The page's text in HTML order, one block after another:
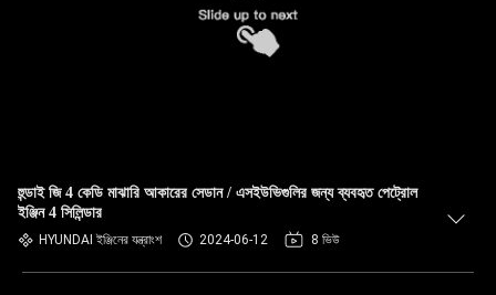
হুন্ডাই জি 4 কেডি মাঝারি আকারের সেডান / এসইউভিগুলির জন্য ব্যবহৃত পেট্রোল
ইঞ্জিন 4 সিলিন্ডার
HYUNDAI ইঞ্জিনের যন্ত্রাংশ 2024-06-12 8 ভিউ